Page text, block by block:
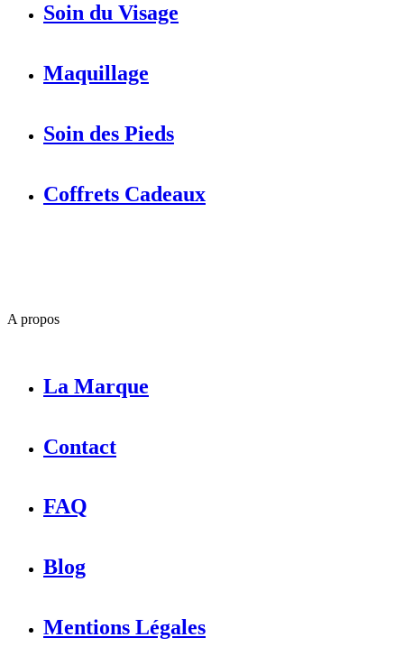
Soin du Visage
Maquillage
Soin des Pieds
Coffrets Cadeaux
A propos
La Marque
Contact
FAQ
Blog
Mentions Légales